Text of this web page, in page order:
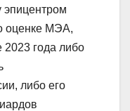
оценке МЭА,
года либо
либо его